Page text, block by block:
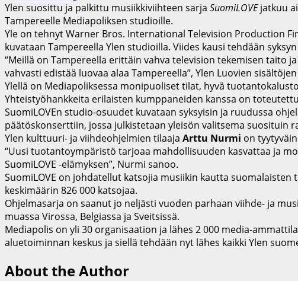
Ylen suosittu ja palkittu musiikkiviihteen sarja SuomiLOVEjatkuu
Tampereelle Mediapoliksen studioille.
Yle on tehnyt Warner Bros. International Television Production
kuvataan Tampereella Ylen studioilla. Viides kausi tehdään
“Meillä on Tampereella erittäin vahva television tekemisen taito
vahvasti edistää luovaa alaa Tampereella”, Ylen Luovien
Ylellä on Mediapoliksessa monipuoliset tilat, hyvä
Yhteistyöhankkeita erilaisten kumppaneiden kanssa on
SuomiLOVEn studio-osuudet kuvataan syksyisin ja ruudussa
päätöskonserttiin, jossa julkistetaan yleisön valitsema suosituin
Ylen kulttuuri- ja viihdeohjelmien tilaaja Arttu Nurmi on
“Uusi tuotantoympäristö tarjoaa mahdollisuuden kasvattaa ja
SuomiLOVE -elämyksen”, Nurmi sanoo.
SuomiLOVE on johdatellut katsojia musiikin kautta
keskimäärin 826 000 katsojaa.
Ohjelmasarja on saanut jo neljästi vuoden parhaan viihde- ja
muassa Virossa, Belgiassa ja Sveitsissä.
Mediapolis on yli 30 organisaation ja lähes 2 000 media-
aluetoiminnan keskus ja siellä tehdään nyt lähes kaikki Ylen
About the Author